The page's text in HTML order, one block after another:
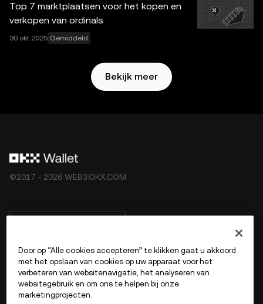
Top 7 marktplaatsen voor het kopen en
verkopen van ordinals
30 okt 2025 Gemiddeld
Bekijk meer
©2017 - 2026 WEB3.OKX.COM
Meer over OKX Web3
Door op “Alle cookies accepteren” te klikken gaat u akkoord
met het opslaan van cookies op uw apparaat voor het
verbeteren van websitenavigatie, het analyseren van
websitegebruik en om ons te helpen bij onze
marketingprojecten.